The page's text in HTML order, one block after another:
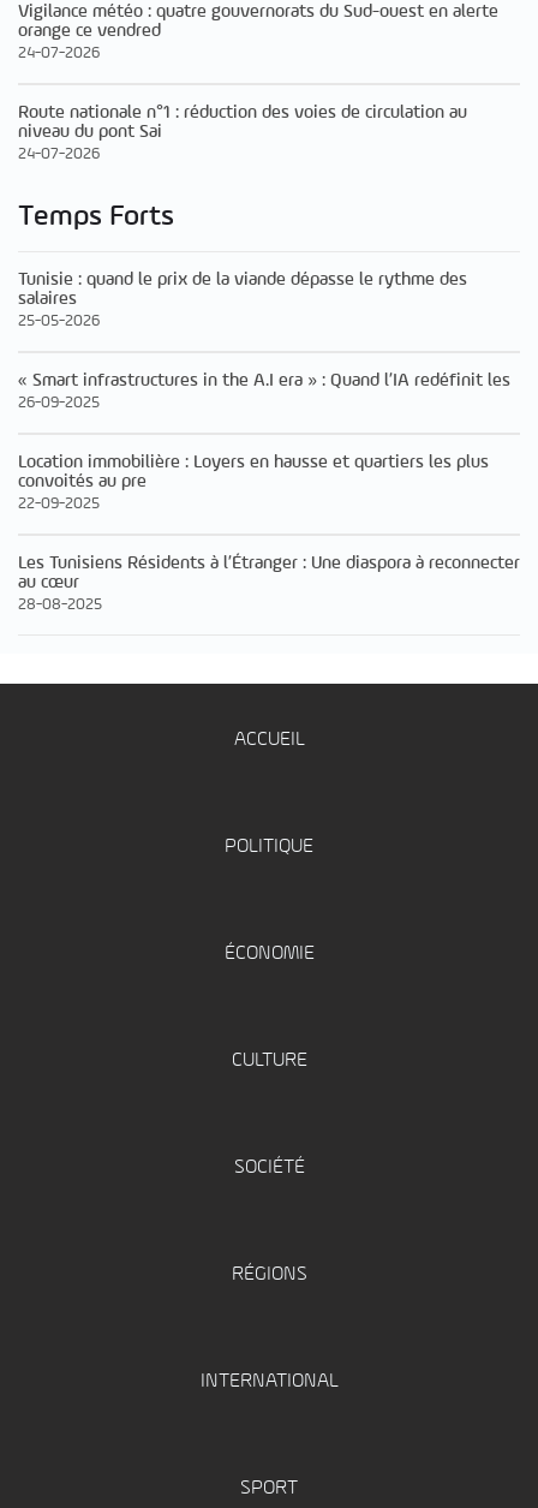
Vigilance météo : quatre gouvernorats du Sud-ouest en alerte
orange ce vendred
24-07-2026
Route nationale n°1 : réduction des voies de circulation au
niveau du pont Sai
24-07-2026
Temps Forts
Tunisie : quand le prix de la viande dépasse le rythme des
salaires
25-05-2026
« Smart infrastructures in the A.I era » : Quand l’IA redéfinit les
26-09-2025
Location immobilière : Loyers en hausse et quartiers les plus
convoités au pre
22-09-2025
Les Tunisiens Résidents à l’Étranger : Une diaspora à reconnecter
au cœur
28-08-2025
ACCUEIL
POLITIQUE
ÉCONOMIE
CULTURE
SOCIÉTÉ
RÉGIONS
INTERNATIONAL
SPORT